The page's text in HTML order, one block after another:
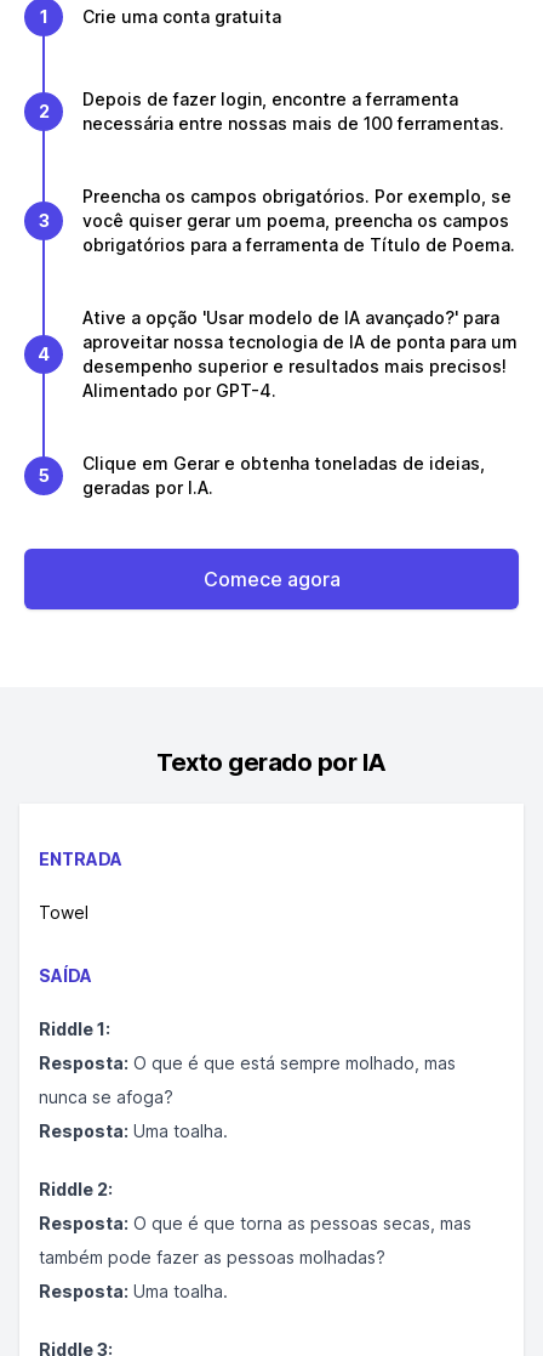
1 Crie uma conta gratuita
2
Depois de fazer login, encontre a ferramenta
necessária entre nossas mais de 100 ferramentas.
3
Preencha os campos obrigatórios. Por exemplo, se
você quiser gerar um poema, preencha os campos
obrigatórios para a ferramenta de Título de Poema.
4
Ative a opção 'Usar modelo de IA avançado?' para
aproveitar nossa tecnologia de IA de ponta para um
desempenho superior e resultados mais precisos!
Alimentado por GPT-4.
5
Clique em Gerar e obtenha toneladas de ideias,
geradas por I.A.
Comece agora
Texto gerado por IA
ENTRADA
Towel
SAÍDA
Riddle 1:
Resposta: O que é que está sempre molhado, mas
nunca se afoga?
Resposta: Uma toalha.
Riddle 2:
Resposta: O que é que torna as pessoas secas, mas
também pode fazer as pessoas molhadas?
Resposta: Uma toalha.
Riddle 3: